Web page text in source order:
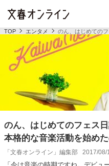
TOP エンタメ のん、はじめての
のん、はじめてのフェス
本格的な音楽活動を始めた
「文春オンライン」編集部 2017/08/